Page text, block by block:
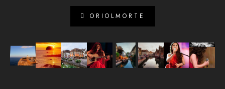
ORIOLMORTE